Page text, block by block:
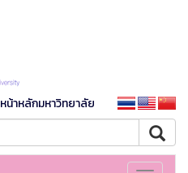
หน้าหลักมหาวิทยาลัย